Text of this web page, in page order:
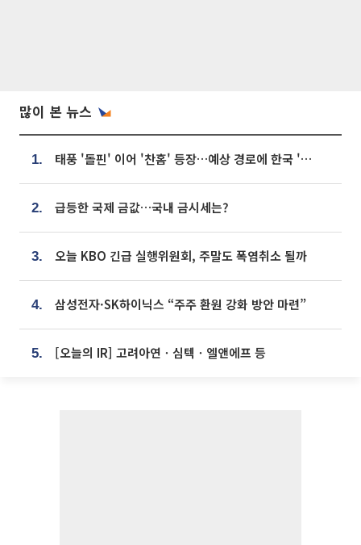
많이 본 뉴스
1. 태풍 '돌핀' 이어 '찬홈' 등장…예상 경로에 한국 '한숨'
2. 급등한 국제 금값…국내 금시세는?
3. 오늘 KBO 긴급 실행위원회, 주말도 폭염취소 될까
4. 삼성전자·SK하이닉스 “주주 환원 강화 방안 마련”
5. [오늘의 IR] 고려아연ㆍ심텍ㆍ엘앤에프 등